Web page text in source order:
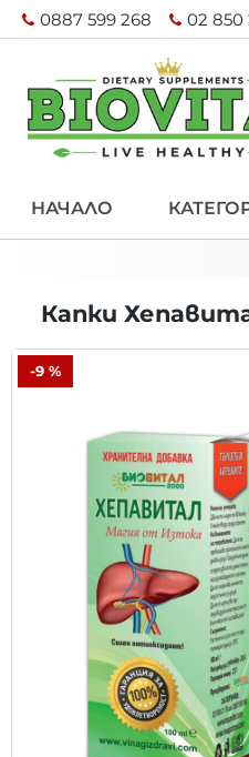
0887 599 268 02 850
НАЧАЛО
Капки
-9 %